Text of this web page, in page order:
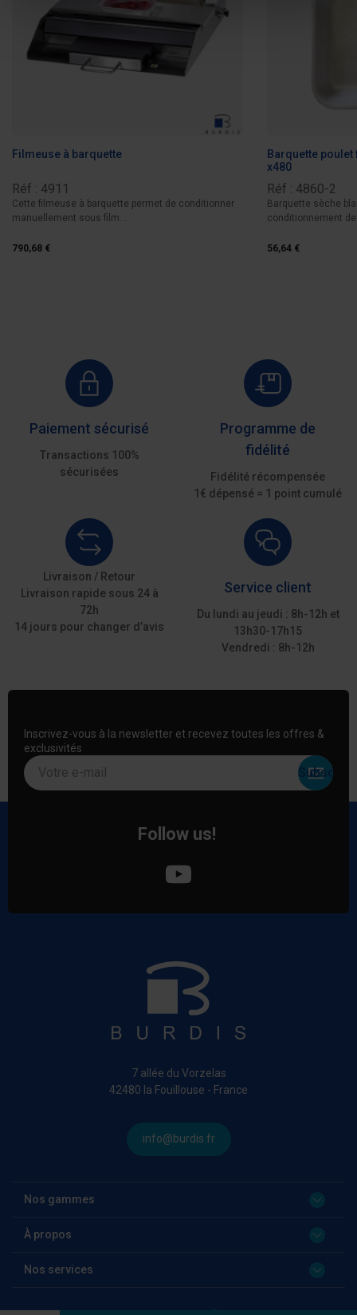
Filmeuse à barquette
Réf : 4911
Cette filmeuse à barquette permet de conditionner
manuellement sous film...
790,68 €
Barquette
x480
Réf : 4860-2
Barquette sèche
conditionnement
56,64 €
Paiement sécurisé
Transactions 100%
sécurisées
Programme de
fidélité
Fidélité récompensée
1€ dépensé = 1 point cumulé
Livraison / Retour
Livraison rapide sous 24 à
72h
14 jours pour changer d’avis
Service client
Du lundi au jeudi : 8h-12h et
13h30-17h15
Vendredi : 8h-12h
Inscrivez-vous à la newsletter et recevez toutes les offres &
exclusivités
Votre e-mail
Follow us!
7 allée du Vorzelas
42480 la Fouillouse - France
info@burdis.fr
Nos gammes
À propos
Nos services